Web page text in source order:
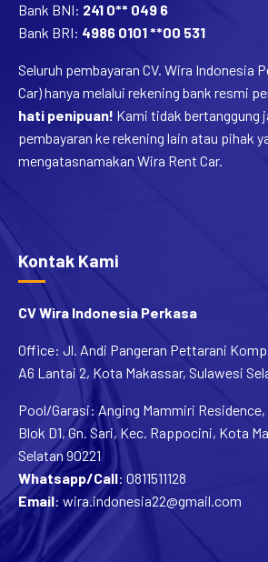
Bank BNI: 241 0** 049 6
Bank BRI: 4986 0101 **00 531
Seluruh pembayaran CV. Wira Indonesia
Car) hanya melalui rekening bank resmi
hati penipuan! Kami tidak bertanggung
pembayaran ke rekening lain atau pihak
mengatasnamakan Wira Rent Car.
Kontak Kami
CV Wira Indonesia Perkasa
Office: Jl. Andi Pangeran Pettarani
A6 Lantai 2, Kota Makassar, Sulawesi
Pool/Garasi: Anging Mammiri
Blok D1, Gn. Sari, Kec. Rappocini, Kota
Selatan 90221
Whatsapp/Call: 0811511128
Email: wira.indonesia22@gmail.com